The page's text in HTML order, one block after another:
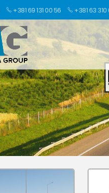
+381 69 131 00 56 +381 63 310